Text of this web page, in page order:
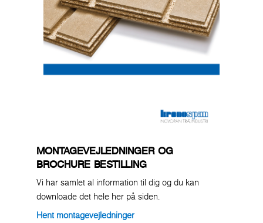
MONTAGEVEJLEDNINGER OG
BROCHURE BESTILLING
Vi har samlet al information til dig og du kan
downloade det hele her på siden.
Hent montagevejledninger